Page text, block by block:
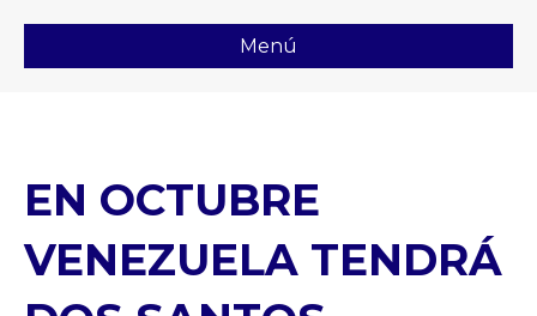
Menú
EN OCTUBRE
VENEZUELA TENDRÁ